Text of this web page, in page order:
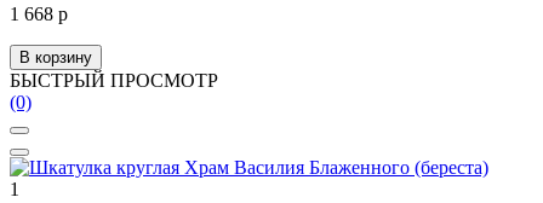
1 668 р
В корзину
БЫСТРЫЙ ПРОСМОТР
(0)
1